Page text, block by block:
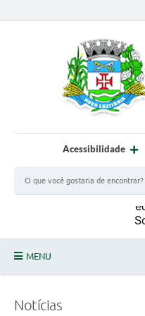
Acessibilidade
MENU
Notícias